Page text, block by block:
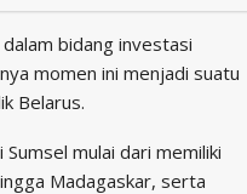
bidang investasi
momen ini menjadi suatu
Belarus.
mulai dari memiliki
Madagaskar, serta